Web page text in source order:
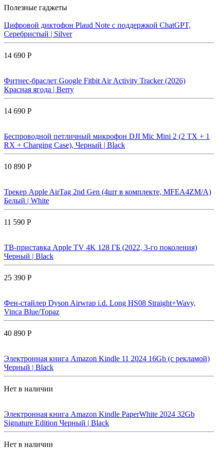
Полезные гаджеты
Цифровой диктофон Plaud Note с поддержкой ChatGPT,
Серебристый | Silver
14 690 Р
Фитнес-браслет Google Fitbit Air Activity Tracker (2026)
Красная ягода | Berry
14 690 Р
Беспроводной петличный микрофон DJI Mic Mini 2 (2 TX + 1
RX + Charging Case), Черный | Black
10 890 Р
Трекер Apple AirTag 2nd Gen (4шт в комплекте, MFEA4ZM/A)
Белый | White
11 590 Р
ТВ-приставка Apple TV 4K 128 ГБ (2022, 3-го поколения)
Черный | Black
25 390 Р
Фен-стайлер Dyson Airwrap i.d. Long HS08 Straight+Wavy,
Vinca Blue/Topaz
40 890 Р
Электронная книга Amazon Kindle 11 2024 16Gb (с рекламой)
Черный | Black
Нет в наличии
Электронная книга Amazon Kindle PaperWhite 2024 32Gb
Signature Edition Черный | Black
Нет в наличии